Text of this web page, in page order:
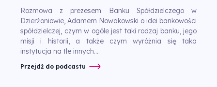
Rozmowa z prezesem Banku Spółdzielczego w
Dzierżoniowie, Adamem Nowakowski o idei bankowości
spółdzielczej, czym w ogóle jest taki rodzaj banku, jego
misji i historii, a także czym wyróżnia się taka
instytucja na tle innych....
Przejdź do podcastu